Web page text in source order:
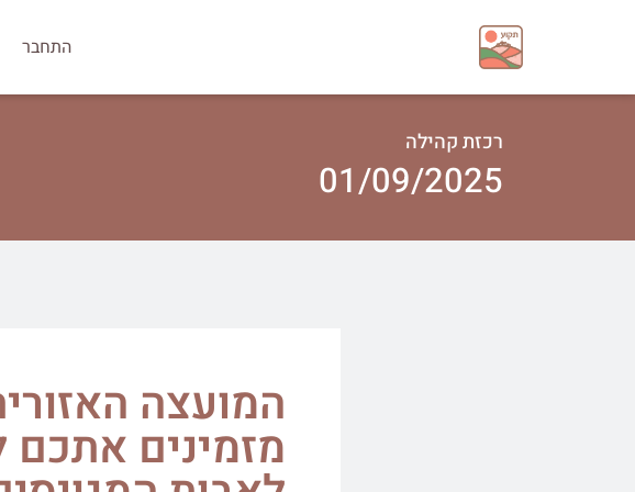
התחבר
רכזת קהילה
01/09/2025
המועצה
מזמינים אתכם